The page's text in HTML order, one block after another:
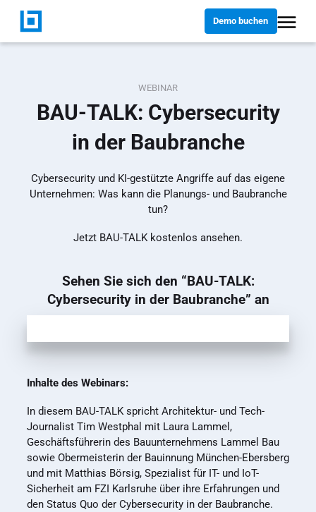
Demo buchen
WEBINAR
BAU-TALK: Cybersecurity
in der Baubranche
Cybersecurity und KI-gestützte Angriffe auf das eigene
Unternehmen: Was kann die Planungs- und Baubranche
tun?
Jetzt BAU-TALK kostenlos ansehen.
Sehen Sie sich den “BAU-TALK:
Cybersecurity in der Baubranche” an
Inhalte des Webinars:
In diesem BAU-TALK spricht Architektur- und Tech-
Journalist Tim Westphal mit Laura Lammel,
Geschäftsführerin des Bauunternehmens Lammel Bau
sowie Obermeisterin der Bauinnung München-Ebersberg
und mit Matthias Börsig, Spezialist für IT- und IoT-
Sicherheit am FZI Karlsruhe über ihre Erfahrungen und
den Status Quo der Cybersecurity in der Baubranche.